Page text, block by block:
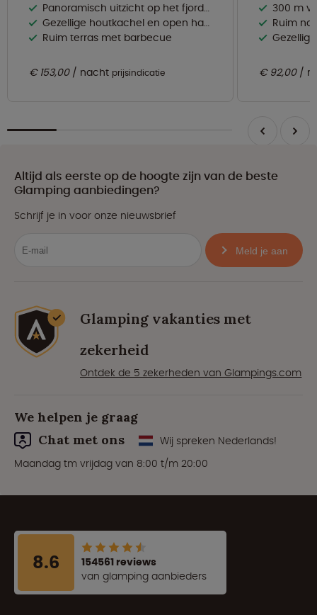
Panoramisch uitzicht op het fjord en de bergen
Gezellige houtkachel en open haard
Ruim terras met barbecue
€ 153,00 nacht prijsindicatie
300 m
Ruim
€ 92,00
Altijd als eerste op de hoogte zijn van de beste
Glamping aanbiedingen?
Schrijf je in voor onze nieuwsbrief
Meld je aan
Glamping vakanties met
zekerheid
Ontdek de 5 zekerheden van Glampings.com
We helpen je graag
Chat met ons
Wij spreken Nederlands!
Maandag tm vrijdag van 8:00 t/m 20:00
8.6
154561 reviews
van glamping aanbieders